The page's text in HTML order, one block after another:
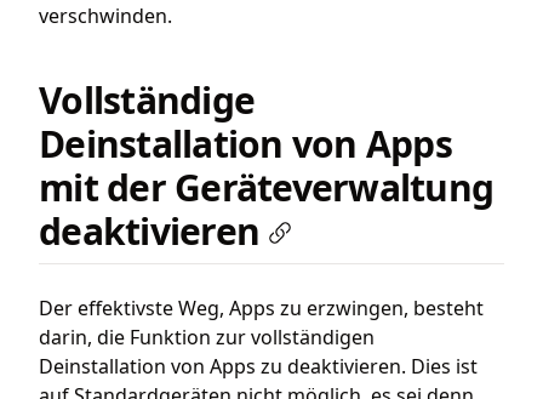
verschwinden.
Vollständige
Deinstallation von Apps
mit der Geräteverwaltung
deaktivieren
Der effektivste Weg, Apps zu erzwingen, besteht
darin, die Funktion zur vollständigen
Deinstallation von Apps zu deaktivieren. Dies ist